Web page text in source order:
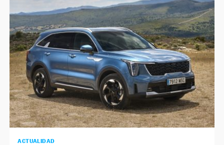
NEWSLETTER
SÍGUENOS
ACTUALIDAD